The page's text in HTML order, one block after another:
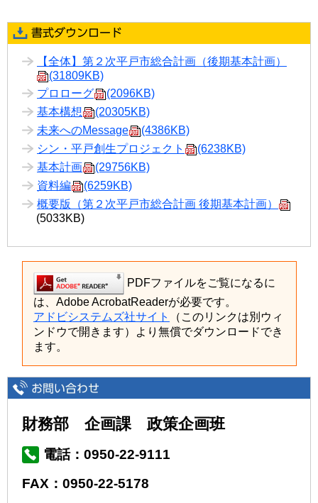
【全体】第２次平戸市総合計画（後期基本計画）
(31809KB)
プロローグ
(2096KB)
基本構想
(20305KB)
未来へのMessage
(4386KB)
シン・平戸創生プロジェクト
(6238KB)
基本計画
(29756KB)
資料編
(6259KB)
概要版
（第２次平戸市総合計画 後期基本計画）
(5033KB)
PDFファイルをご覧になるに
は、Adobe AcrobatReaderが必要です。
アドビシステムズ社サイト
（このリンクは別ウィ
ンドウで開きます）より無償でダウンロードでき
ます。
財務部 企画課 政策企画班
電話：0950-22-9111
FAX：0950-22-5178